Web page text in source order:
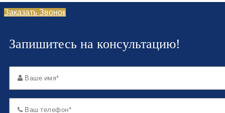
Заказать Звонок
Запишитесь на консультацию!